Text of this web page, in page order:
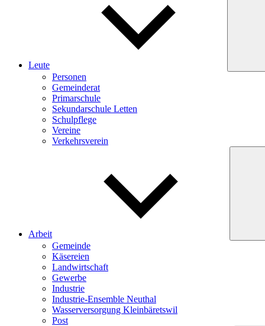
Leute
Personen
Gemeinderat
Primarschule
Sekundarschule Letten
Schulpflege
Vereine
Verkehrsverein
Arbeit
Gemeinde
Käsereien
Landwirtschaft
Gewerbe
Industrie
Industrie-Ensemble Neuthal
Wasserversorgung Kleinbäretswil
Post